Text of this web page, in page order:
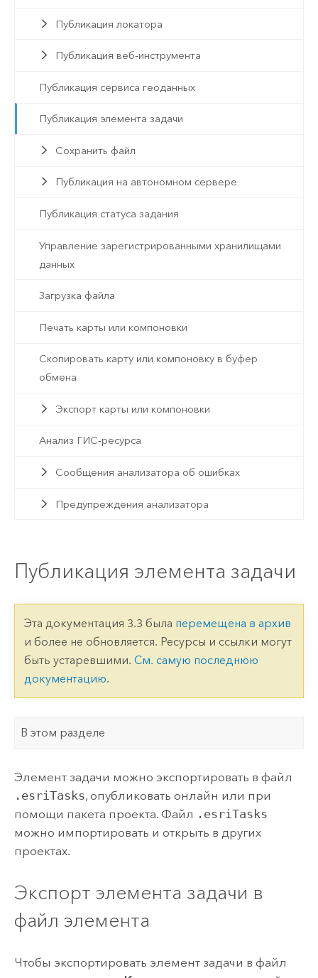
Публикация локатора
Публикация веб-инструмента
Публикация сервиса геоданных
Публикация элемента задачи
Сохранить файл
Публикация на автономном сервере
Публикация статуса задания
Управление зарегистрированными хранилищами
данных
Загрузка файла
Печать карты или компоновки
Скопировать карту или компоновку в буфер
обмена
Экспорт карты или компоновки
Анализ ГИС-ресурса
Сообщения анализатора об ошибках
Предупреждения анализатора
Публикация элемента задачи
Эта документация 3.3 была перемещена в архив
и более не обновляется. Ресурсы и ссылки могут
быть устаревшими. См. самую последнюю
документацию.
В этом разделе
Элемент задачи можно экспортировать в файл
.esriTasks, опубликовать онлайн или при
помощи пакета проекта. Файл .esriTasks
можно импортировать и открыть в других
проектах.
Экспорт элемента задачи в
файл элемента
Чтобы экспортировать элемент задачи в файл